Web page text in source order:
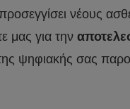
νέους
μας για την
ψηφιακής σας